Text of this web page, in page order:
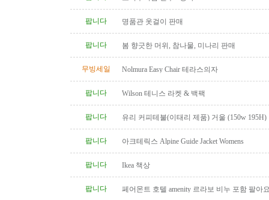
팝니다 명품관 옷걸이 판매
팝니다 봄 향긋한 머위, 참나물, 미나리 판매
무빙세일 Nolmura Easy Chair 테라스의자
팝니다 Wilson 테니스 라켓 & 백팩
팝니다 유리 커피테불(이태리 제품) 거울 (150w 195H)
팝니다 아크테릭스 Alpine Guide Jacket Womens
팝니다 Ikea 책상
팝니다 페어몬트 호텔 amenity 르라보 비누 포함 팔아